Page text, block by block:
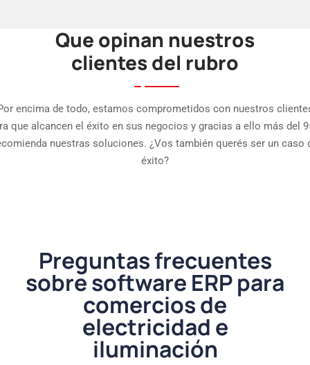
Que opinan nuestros
clientes del rubro
encima de todo, estamos comprometidos con nuestros
que alcancen el éxito en sus negocios y gracias a ello más del
nuestras soluciones. ¿Vos también querés ser un caso
éxito?
Preguntas frecuentes
sobre software ERP para
comercios de
electricidad e
iluminación